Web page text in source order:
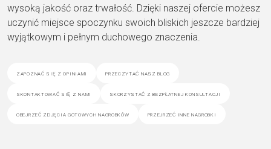
wysoką jakość oraz trwałość. Dzięki naszej ofercie możesz
uczynić miejsce spoczynku swoich bliskich jeszcze bardziej
wyjątkowym i pełnym duchowego znaczenia.
zapoznać się z opiniami przeczytać nasz blog
skontaktować się z nami skorzystać z bezpłatnej konsultacji
obejrzeć zdjęcia gotowych nagrobków przejrzeć inne nagrobki